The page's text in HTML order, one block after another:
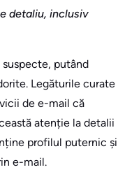
detaliu, inclusiv
putând
Legăturile curate
de e-mail că
atenție la detalii
profilul puternic și
e-mail.